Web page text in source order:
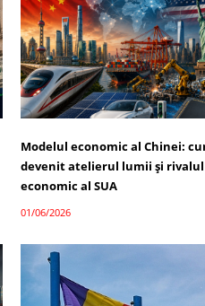
Modelul economic al Chinei:
devenit atelierul lumii și rivalul
economic al SUA
01/06/2026